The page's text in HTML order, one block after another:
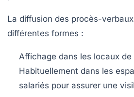
La diffusion des procès-
différentes formes :
Affichage dans les locaux de
Habituellement dans les
salariés pour assurer une